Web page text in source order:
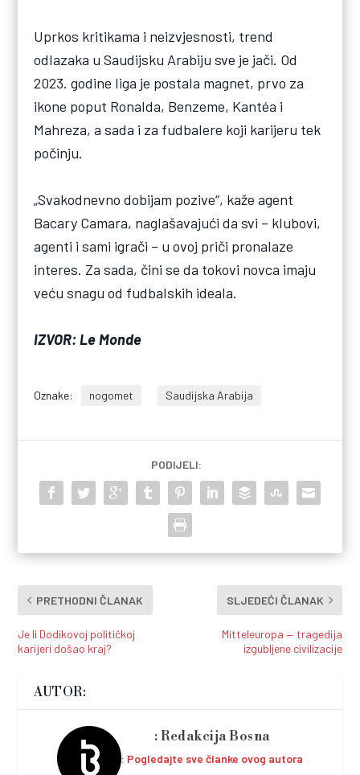
Uprkos kritikama i neizvjesnosti, trend
odlazaka u Saudijsku Arabiju sve je jači. Od
2023. godine liga je postala magnet, prvo za
ikone poput Ronalda, Benzeme, Kantéa i
Mahreza, a sada i za fudbalere koji karijeru tek
počinju.
„Svakodnevno dobijam pozive“, kaže agent
Bacary Camara, naglašavajući da svi – klubovi,
agenti i sami igrači – u ovoj priči pronalaze
interes. Za sada, čini se da tokovi novca imaju
veću snagu od fudbalskih ideala.
IZVOR: Le Monde
Oznake: nogomet Saudijska Arabija
PODIJELI:
PRETHODNI ČLANAK
Je li Dodikovoj političkoj
karijeri došao kraj?
SLJEDEĆI ČLANAK
Mitteleuropa — tragedija
izgubljene civilizacije
AUTOR:
Redakcija Bosna
Pogledajte sve članke ovog autora